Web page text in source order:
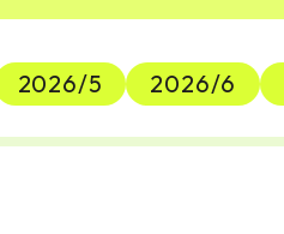
2026/5 2026/6